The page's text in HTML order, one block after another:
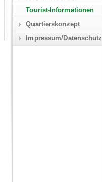
Tourist-Informationen
Quartierskonzept
Impressum/Datenschutz